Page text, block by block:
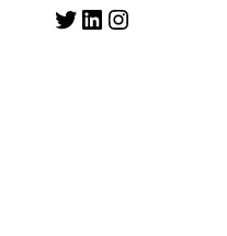
Twitter LinkedIn Instagram